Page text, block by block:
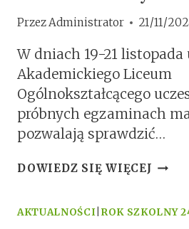
PrzezAdministrator 21/11/
W dniach 19-21
Akademickiego Liceum
Ogólnokształcącego
próbnych egzaminach
pozwalają sprawdzić…
DOWIEDZ SIĘ WIĘCEJ
AKTUALNOŚCI ROK SZKOLNY